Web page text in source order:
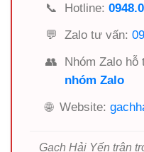
📞
Hotline:
💬
Zalo tư vấn:
👥
Nhóm Zalo
nhóm Zalo
🌐 Website:
Gạch Hải Yến trân